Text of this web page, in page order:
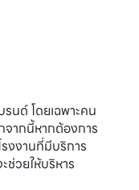
นด์ โดยเฉพาะคน
จากนี้หากต้องการ
งงานที่มีบริการ
ช่วยให้บริหาร